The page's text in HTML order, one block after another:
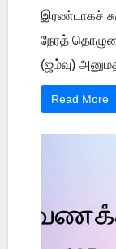
இரண்டாகச்
நேரத்
(ஜம்வு)
Read More